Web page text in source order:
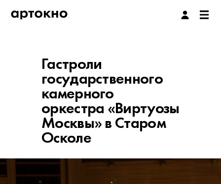
Гастроли
государственного
камерного
оркестра «Виртуозы
Москвы» в Старом
Осколе